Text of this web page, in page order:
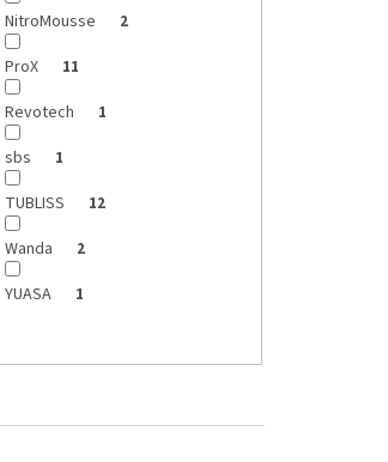
NitroMousse 2
ProX 11
Revotech 1
sbs 1
TUBLISS 12
Wanda 2
YUASA 1